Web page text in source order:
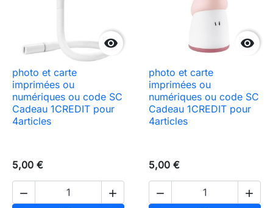

photo et carte
imprimées ou
numériques ou code SC
Cadeau 1CREDIT pour
4articles
5,00 €
 

photo et carte
imprimées ou
numériques ou code SC
Cadeau 1CREDIT pour
4articles
5,00 €
 